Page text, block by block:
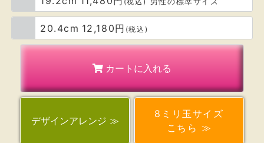
20.4cm 12,180円 (税込)
カートに入れる
デザインアレンジ ≫
8ミリ玉サイズ
こちら ≫